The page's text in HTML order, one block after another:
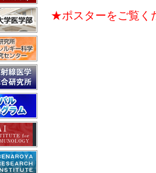
★ポスターをご覧く